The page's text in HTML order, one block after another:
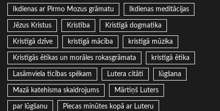
Ikdienas ar Pirmo Mozus grāmatu Ikdienas meditācijas
Jēzus Kristus Kristība Kristīgā dogmatika
Kristīgā dzīve kristīgā mācība kristīgā mūzika
Kristīgās ētikas un morāles rokasgrāmata kristīgā ētika
Lasāmviela ticības spēkam Lutera citāti lūgšana
Mazā katehisma skaidrojums Mārtiņš Luters
par lūgšanu Piecas minūtes kopā ar Luteru